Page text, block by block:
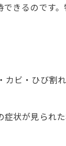
きるのです
ビ・ひび割
状が見られ